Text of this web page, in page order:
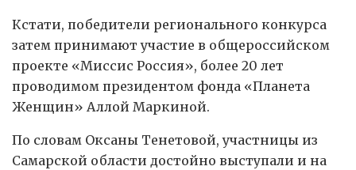
Кстати, победители регионального конкурса
затем принимают участие в общероссийском
проекте «Миссис Россия», более 20 лет
проводимом президентом фонда «Планета
Женщин» Аллой Маркиной.
По словам Оксаны Тенетовой, участницы из
Самарской области достойно выступали и на